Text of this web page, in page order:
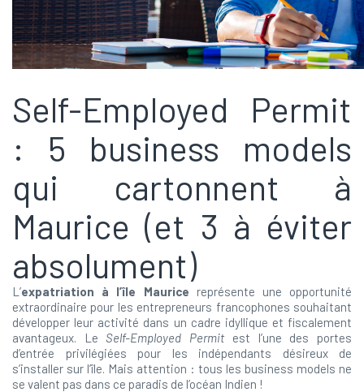
Self-Employed Permit
: 5 business models
qui cartonnent à
Maurice (et 3 à éviter
absolument)
L’expatriation à l’île Maurice représente une opportunité
extraordinaire pour les entrepreneurs francophones souhaitant
développer leur activité dans un cadre idyllique et fiscalement
avantageux. LeSelf-Employed Permit est l’une des portes
d’entrée privilégiées pour les indépendants désireux de
s’installer sur l’île. Mais attention : tous les business models ne
se valent pas dans ce paradis de l’océan Indien !